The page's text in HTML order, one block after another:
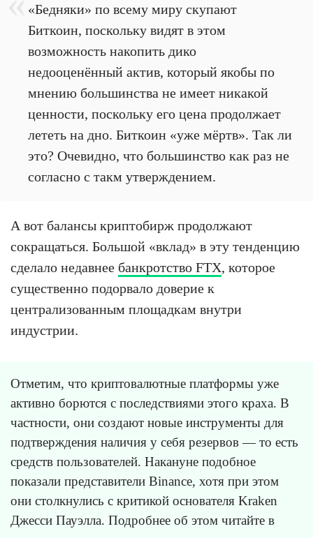
«Бедняки» по всему миру скупают
Биткоин, поскольку видят в этом
возможность накопить дико
недооценённый актив, который якобы по
мнению большинства не имеет никакой
ценности, поскольку его цена продолжает
лететь на дно. Биткоин «уже мёртв». Так ли
это? Очевидно, что большинство как раз не
согласно с такм утверждением.
А вот балансы криптобирж продолжают
сокращаться. Большой «вклад» в эту тенденцию
сделало недавнее банкротство FTX, которое
существенно подорвало доверие к
централизованным площадкам внутри
индустрии.
Отметим, что криптовалютные платформы уже
активно борются с последствиями этого краха. В
частности, они создают новые инструменты для
подтверждения наличия у себя резервов — то есть
средств пользователей. Накануне подобное
показали представители Binance, хотя при этом
они столкнулись с критикой основателя Kraken
Джесси Пауэлла. Подробнее об этом читайте в